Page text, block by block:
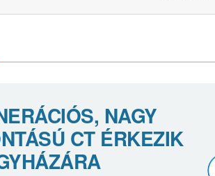
NAGY
CT ÉRKEZIK